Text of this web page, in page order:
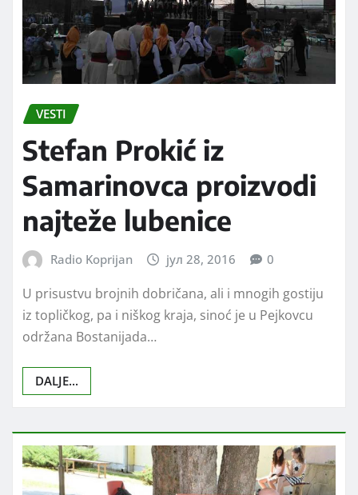
VESTI
Stefan Prokić iz
Samarinovca proizvodi
najteže lubenice
Radio Koprijan јул 28, 2016 0
U prisustvu brojnih dobričana, ali i mnogih gostiju
iz topličkog, pa i niškog kraja, sinoć je u Pejkovcu
održana Bostanijada…
DALJE...